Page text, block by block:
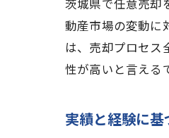
茨城県で任意売却
動産市場の変動に
は、売却プロセス
性が高いと言える
実績と経験に